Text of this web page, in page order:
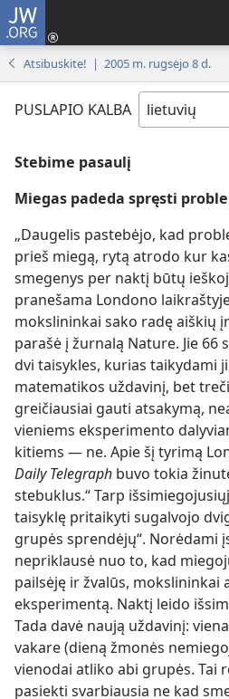
JW.ORG
Atsibuskite! | 2005 m. rugsėjo 8 d.
PUSLAPIO KALBA
Stebime pasaulį
Miegas padeda spręsti
„Daugelis pastebėjo, kad
prieš miegą, rytą atrodo kur
smegenys per naktį būtų
pranešama Londono
mokslininkai sako radę aiškių
parašė į žurnalą Nature. Jie 66
dvi taisykles, kurias taikydami
matematikos uždavinį, bet
greičiausiai gauti atsakymą,
vieniems eksperimento
kitiems — ne. Apie šį tyrimą
Daily Telegraph buvo tokia
stebuklus.“ Tarp
taisyklę pritaikyti sugalvojo
grupės sprendėjų“. Norėdami
nepriklausė nuo to, kad
pailsėję ir žvalūs, mokslininkai
eksperimentą. Naktį leido
Tada davė naują uždavinį:
vakare (dieną žmonės
vienodai atliko abi grupės. Tai
pasiekti svarbiausia ne kad